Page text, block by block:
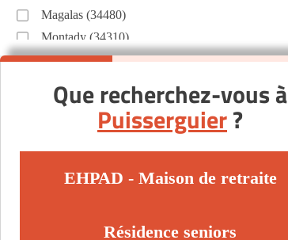
Magalas (34480)
Montady (34310)
Montpellier (34000)
Roquebrun (34460)
Saint-Drézéry (34160)
Valros (34290)
Que recherchez-vous à
Puisserguier?
EHPAD - Maison de retraite
Résidence seniors